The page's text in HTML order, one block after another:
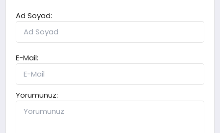
Ad Soyad:
E-Mail:
Yorumunuz: